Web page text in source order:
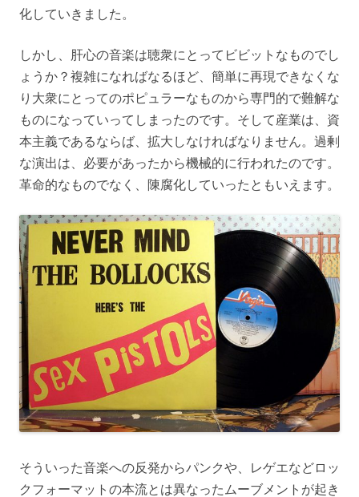
化していきました。
しかし、肝心の音楽は聴衆にとってビビットなものでし
ょうか？複雑になればなるほど、簡単に再現できなくな
り大衆にとってのポピュラーなものから専門的で難解な
ものになっていってしまったのです。そして産業は、資
本主義であるならば、拡大しなければなりません。過剰
な演出は、必要があったから機械的に行われたのです。
革命的なものでなく、陳腐化していったともいえます。
そういった音楽への反発からパンクや、レゲエなどロッ
クフォーマットの本流とは異なったムーブメントが起き